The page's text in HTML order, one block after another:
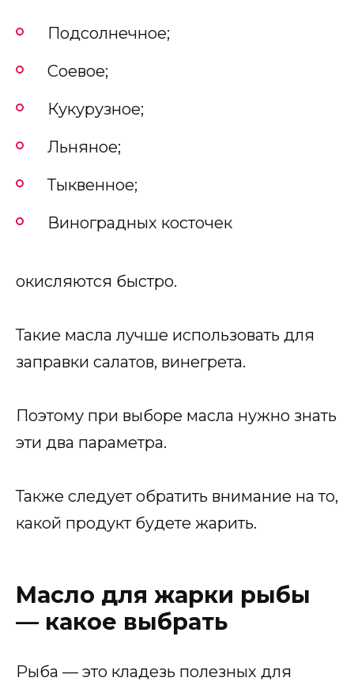
Подсолнечное;
Соевое;
Кукурузное;
Льняное;
Тыквенное;
Виноградных косточек
окисляются быстро.
Такие масла лучше использовать для
заправки салатов, винегрета.
Поэтому при выборе масла нужно знать
эти два параметра.
Также следует обратить внимание на то,
какой продукт будете жарить.
Масло для жарки рыбы
— какое выбрать
Рыба — это кладезь полезных для